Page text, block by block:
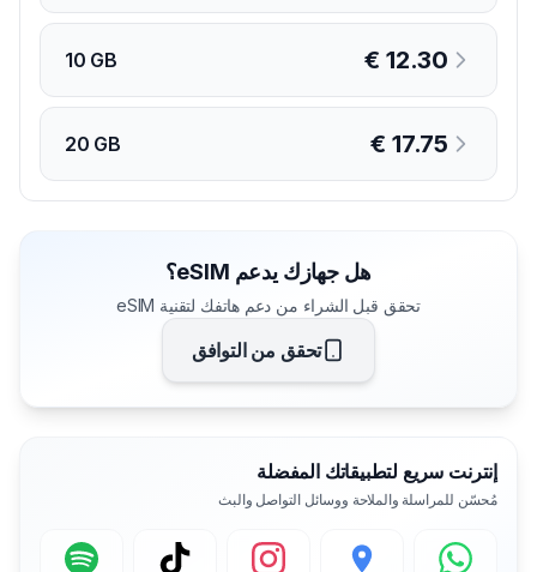
10 GB € 12.30
20 GB € 17.75
هل جهازك يدعم eSIM؟
تحقق قبل الشراء من دعم هاتفك لتقنية eSIM
تحقق من التوافق
إنترنت سريع لتطبيقاتك المفضلة
مُحسّن للمراسلة والملاحة ووسائل التواصل والبث